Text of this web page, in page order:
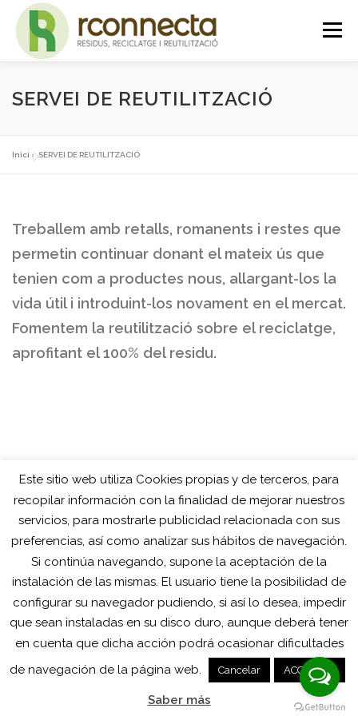
Vés
contingut
Menú
INICI QUI SOM SERVEIS NOTICIES
CONTACTE PLATAFORMA
SERVEI DE REUTILITZACIÓ
Inici »SERVEI DE REUTILITZACIÓ
Treballem amb retalls, romanents i restes que
permetin continuar donant el mateix ús que
tenien com a productes nous, allargant-los la
vida útil i introduint-los novament en el mercat.
Fomentem la reutilització sobre el reciclatge,
aprofitant el 100% del residu.
Copyright © 2025 RCONNECTA- Avíso Legal - Política de
Cookies- Política de privacidad
Este sitio web utiliza Cookies propias y de terceros, para
recopilar información con la finalidad de mejorar nuestros
servicios, para mostrarle publicidad relacionada con sus
preferencias, así como analizar sus hábitos de navegación.
Si continúa navegando, supone la aceptación de la
instalación de las mismas. El usuario tiene la posibilidad de
configurar su navegador pudiendo, si así lo desea, impedir
que sean instaladas en su disco duro, aunque deberá tener
en cuenta que dicha acción podrá ocasionar dificultades
de navegación de la página web.
Cancelar ACCEPTAR
Saber más